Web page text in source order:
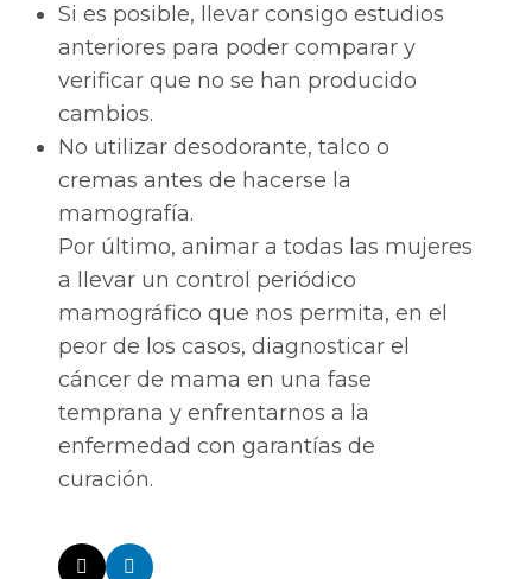
Si es posible, llevar consigo estudios
anteriores para poder comparar y
verificar que no se han producido
cambios.
No utilizar desodorante, talco o
cremas antes de hacerse la
mamografía.
Por último, animar a todas las mujeres
a llevar un control periódico
mamográfico que nos permita, en el
peor de los casos, diagnosticar el
cáncer de mama en una fase
temprana y enfrentarnos a la
enfermedad con garantías de
curación.